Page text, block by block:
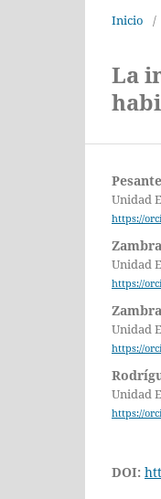
Inicio /
La
Unidad
https://
Unidad
https://
Unidad
https://
Unidad
https://
DOI: